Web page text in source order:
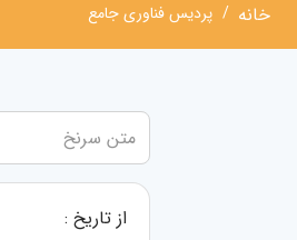
خانه پردیس فناوری جامع
از تاریخ :